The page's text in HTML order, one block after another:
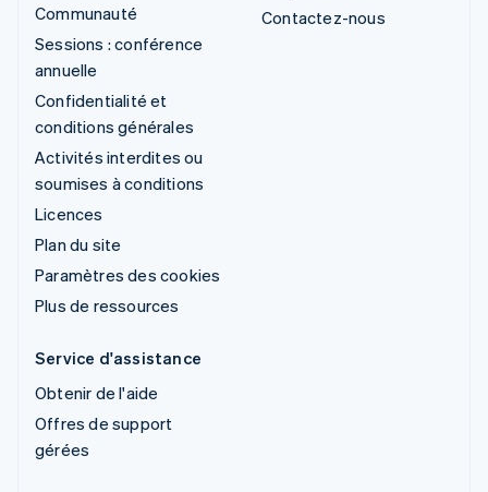
Communauté
Sessions : conférence
annuelle
Confidentialité et
conditions générales
Activités interdites ou
soumises à conditions
Licences
Plan du site
Paramètres des cookies
Plus de ressources
Contactez-nous
Service d'assistance
Obtenir de l'aide
Offres de support
gérées